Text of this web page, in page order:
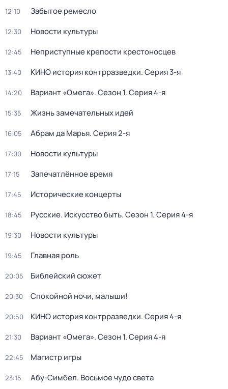
12:10 Забытое ремесло
12:30 Новости культуры
12:45 Неприступные крепости крестоносцев
13:40 КИНО история контрразведки. Серия 3-я
14:20 Вариант «Омега». Сезон 1. Серия 4-я
15:35 Жизнь замечательных идей
16:05 Абрам да Марья. Серия 2-я
17:00 Новости культуры
17:15 Запечатлённое время
17:45 Исторические концерты
18:45 Русские. Искусство быть. Сезон 1. Серия 4-я
19:30 Новости культуры
19:45 Главная роль
20:05 Библейский сюжет
20:30 Спокойной ночи, малыши!
20:50 КИНО история контрразведки. Серия 4-я
21:30 Вариант «Омега». Сезон 1. Серия 4-я
22:45 Магистр игры
23:15 Абу-Симбел. Восьмое чудо света